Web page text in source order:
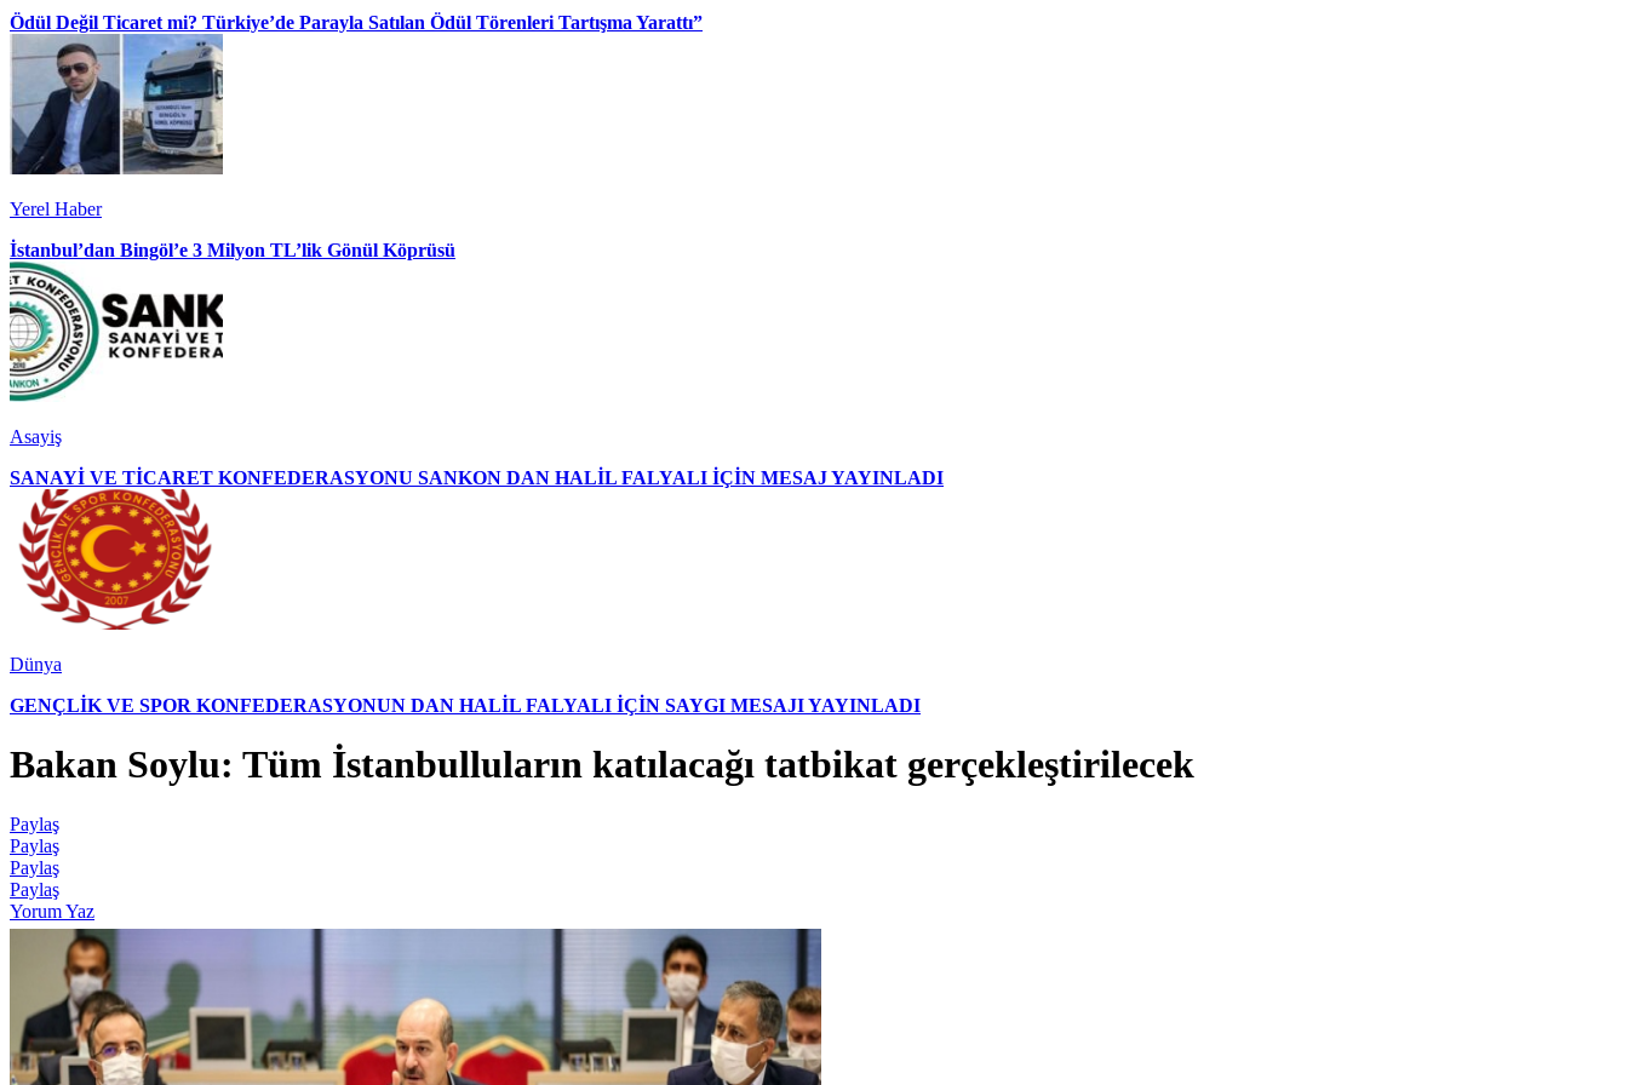
Ödül Değil Ticaret mi? Türkiye’de Parayla Satılan Ödül Törenleri Tartışma Yarattı”
Yerel Haber
İstanbul’dan Bingöl’e 3 Milyon TL’lik Gönül Köprüsü
Asayiş
SANAYİ VE TİCARET KONFEDERASYONU SANKON DAN HALİL FALYALI İÇİN MESAJ YAYINLADI
Dünya
GENÇLİK VE SPOR KONFEDERASYONUN DAN HALİL FALYALI İÇİN SAYGI MESAJI YAYINLADI
Bakan Soylu: Tüm İstanbulluların katılacağı tatbikat gerçekleştirilecek
Paylaş
Paylaş
Paylaş
Paylaş
Yorum Yaz